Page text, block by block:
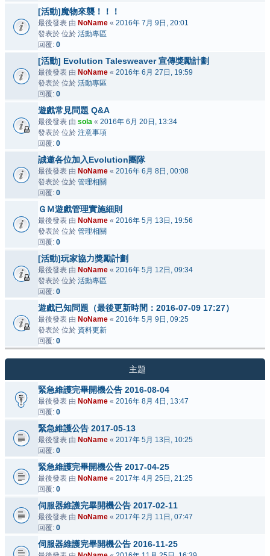
[活動]魔物來襲！！！
最後發表 由 NoName « 2016年 7月 9日, 20:01
發表於 位於 活動專區
回覆: 0
[活動] Evolution Talesweaver 宣傳獎勵計劃
最後發表 由 NoName « 2016年 6月 27日, 19:59
發表於 位於 活動專區
回覆: 0
遊戲常見問題 Q&A
最後發表 由 sola « 2016年 6月 20日, 13:34
發表於 位於 注意事項
回覆: 0
誠邀各位加入Evolution團隊
最後發表 由 NoName « 2016年 6月 8日, 00:08
發表於 位於 管理相關
回覆: 0
ＧＭ遊戲管理實施細則
最後發表 由 NoName « 2016年 5月 13日, 19:56
發表於 位於 管理相關
回覆: 0
[活動]玩家協力獎勵計劃
最後發表 由 NoName « 2016年 5月 12日, 09:34
發表於 位於 活動專區
回覆: 0
遊戲已知問題（最後更新時間：2016-07-09 17:27）
最後發表 由 NoName « 2016年 5月 9日, 09:25
發表於 位於 資料更新
回覆: 0
主題
緊急維護完畢開機公告 2016-08-04
最後發表 由 NoName « 2016年 8月 4日, 13:47
回覆: 0
緊急維護公告 2017-05-13
最後發表 由 NoName « 2017年 5月 13日, 10:25
回覆: 0
緊急維護完畢開機公告 2017-04-25
最後發表 由 NoName « 2017年 4月 25日, 21:25
回覆: 0
伺服器維護完畢開機公告 2017-02-11
最後發表 由 NoName « 2017年 2月 11日, 07:47
回覆: 0
伺服器維護完畢開機公告 2016-11-25